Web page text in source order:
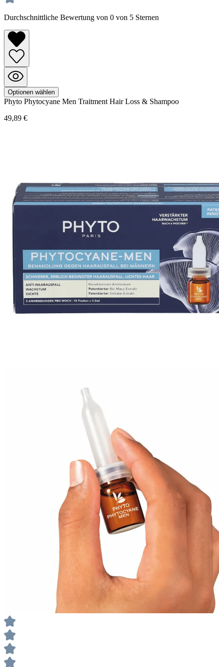
Durchschnittliche Bewertung von 0 von 5 Sternen
Optionen wählen
Phyto Phytocyane Men Traitment Hair Loss & Shampoo
49,89 €